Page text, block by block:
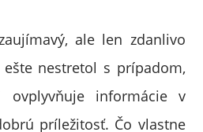
ale len zdanlivo
nestretol s prípadom,
ovplyvňuje informácie v
príležitosť. Čo vlastne